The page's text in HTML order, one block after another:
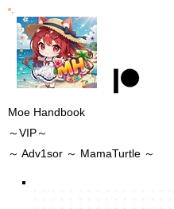
Moe Handbook
～VIP～
～ Adv1sor ～ MamaTurtle ～